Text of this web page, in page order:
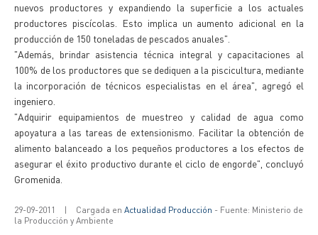
nuevos productores y expandiendo la superficie a los actuales
productores piscícolas. Esto implica un aumento adicional en la
producción de 150 toneladas de pescados anuales".
"Además, brindar asistencia técnica integral y capacitaciones al
100% de los productores que se dediquen a la piscicultura, mediante
la incorporación de técnicos especialistas en el área", agregó el
ingeniero.
"Adquirir equipamientos de muestreo y calidad de agua como
apoyatura a las tareas de extensionismo. Facilitar la obtención de
alimento balanceado a los pequeños productores a los efectos de
asegurar el éxito productivo durante el ciclo de engorde", concluyó
Gromenida.
29-09-2011 | Cargada en Actualidad Producción - Fuente: Ministerio de
la Producción y Ambiente